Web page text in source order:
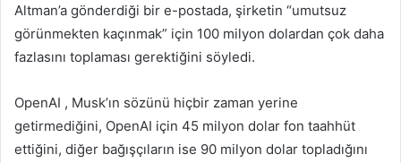
Altman’a gönderdiği bir e-postada, şirketin “umutsuz
görünmekten kaçınmak” için 100 milyon dolardan çok daha
fazlasını toplaması gerektiğini söyledi.
OpenAI , Musk’ın sözünü hiçbir zaman yerine
getirmediğini, OpenAI için 45 milyon dolar fon taahhüt
ettiğini, diğer bağışçıların ise 90 milyon dolar topladığını